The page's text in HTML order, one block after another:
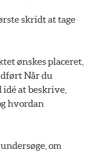
skridt at tage
ønskes placeret,
Når du
at beskrive,
hvordan
om